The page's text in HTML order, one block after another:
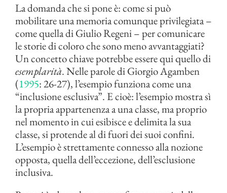
La domanda che si pone è: come si può
mobilitare una memoria comunque privilegiata –
come quella di Giulio Regeni – per comunicare
le storie di coloro che sono meno avvantaggiati?
Un concetto chiave potrebbe essere qui quello di
esemplarità. Nelle parole di Giorgio Agamben
(1995: 26-27), l’esempio funziona come una
“inclusione esclusiva”. E cioè: l’esempio mostra sì
la propria appartenenza a una classe, ma proprio
nel momento in cui esibisce e delimita la sua
classe, si protende al di fuori dei suoi confini.
L’esempio è strettamente connesso alla nozione
opposta, quella dell’eccezione, dell’esclusione
inclusiva.